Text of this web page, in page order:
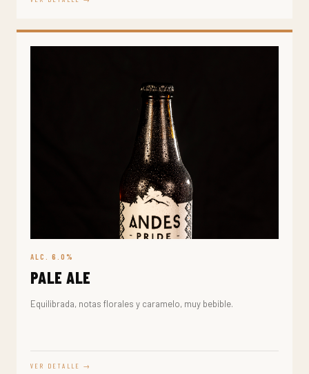
ALC. 6.0%
PALE ALE
Equilibrada, notas florales y caramelo, muy bebible.
VER DETALLE →